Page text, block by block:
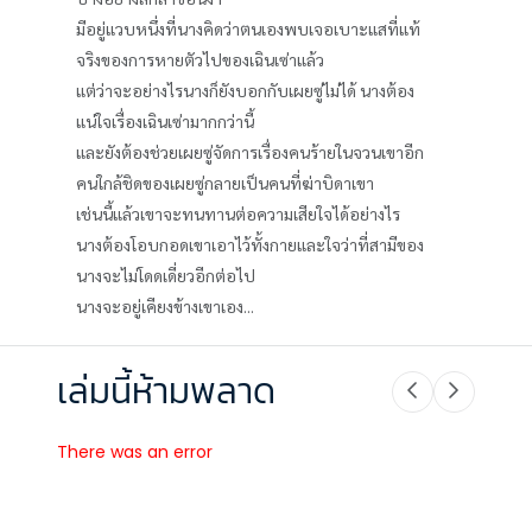
มีอยู่แวบหนึ่งที่นางคิดว่าตนเองพบเจอเบาะแสที่แท้
จริงของการหายตัวไปของเฉินเซ่าแล้ว
แต่ว่าจะอย่างไรนางก็ยังบอกกับเผยซู่ไม่ได้ นางต้อง
แน่ใจเรื่องเฉินเซ่ามากกว่านี้
และยังต้องช่วยเผยซู่จัดการเรื่องคนร้ายในจวนเขาอีก
คนใกล้ชิดของเผยซู่กลายเป็นคนที่ฆ่าบิดาเขา
เช่นนี้แล้วเขาจะทนทานต่อความเสียใจได้อย่างไร
นางต้องโอบกอดเขาเอาไว้ทั้งกายและใจว่าที่สามีของ
นางจะไม่โดดเดี่ยวอีกต่อไป
นางจะอยู่เคียงข้างเขาเอง...
เล่มนี้ห้ามพลาด
There was an error